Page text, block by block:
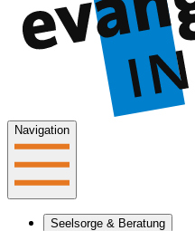
Navigation
Seelsorge & Beratung